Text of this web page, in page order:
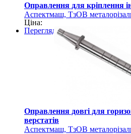
Оправлення для кріплення
Аспектмаш, ТзОВ
Ціна:
Перегляд
Оправлення довгі для
верстатів
Аспектмаш, ТзОВ